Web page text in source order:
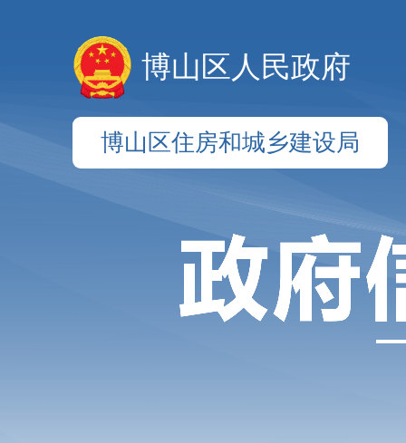
博山区人民政府
博山区住房和城乡建设局